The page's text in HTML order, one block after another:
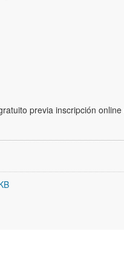
previa inscripción